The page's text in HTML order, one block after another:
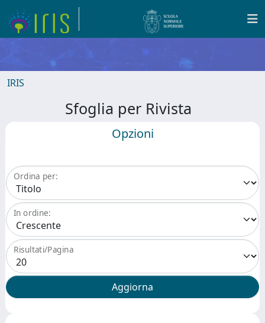
IRIS
Sfoglia per Rivista
Opzioni
Ordina per:
In ordine:
Risultati/Pagina